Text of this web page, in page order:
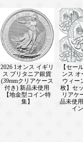
2026 1オンス イギリ
ス ブリタニア銀貨
(39mmクリアケース
付き) 新品未使用
【地金型コイン特
集】
【セー
ンス オ
ウィー
枚】セ
リアケ
品未使
イ